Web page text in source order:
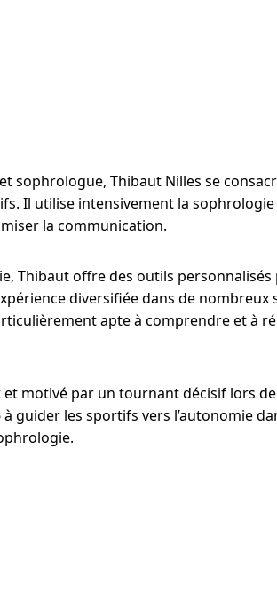
sophrologue, Thibaut Nilles se
Il utilise intensivement la
la communication.
Thibaut offre des outils
diversifiée dans de nombreux
apte à comprendre et à
motivé par un tournant décisif lors
à guider les sportifs vers l’autonomie